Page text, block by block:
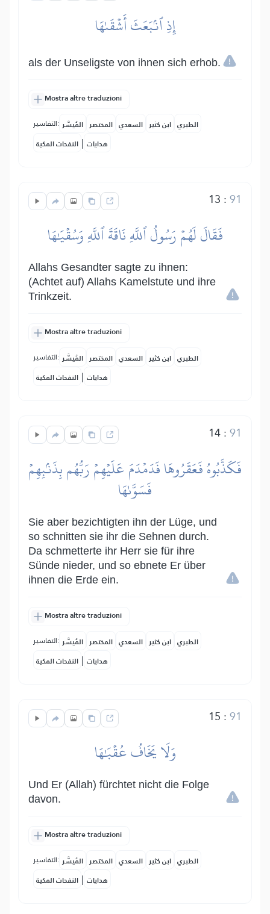
إِذِ ٱنۢبَعَثَ أَشۡقَىٰهَا
als der Unseligste von ihnen sich erhob.
Mostra altre traduzioni
التفاسير: المُيسَّر المختصر السعدي ابن كثير الطبري
النفحات المكية | هدايات
13 :91
فَقَالَ لَهُمۡ رَسُولُ ٱللَّهِ نَاقَةَ ٱللَّهِ وَسُقۡيَٰهَا
Allahs Gesandter sagte zu ihnen:
(Achtet auf) Allahs Kamelstute und ihre
Trinkzeit.
Mostra altre traduzioni
التفاسير: المُيسَّر المختصر السعدي ابن كثير الطبري
النفحات المكية | هدايات
14:91
فَكَذَّبُوهُ فَعَقَرُوهَا فَدَمۡدَمَ عَلَيۡهِمۡ رَبُّهُم بِذَنۢبِهِمۡ
فَسَوَّىٰهَا
Sie aber bezichtigten ihn der Lüge, und
so schnitten sie ihr die Sehnen durch.
Da schmetterte ihr Herr sie für ihre
Sünde nieder, und so ebnete Er über
ihnen die Erde ein.
Mostra altre traduzioni
التفاسير: المُيسَّر المختصر السعدي ابن كثير الطبري
النفحات المكية | هدايات
15 :91
وَلَا يَخَافُ عُقۡبَٰهَا
Und Er (Allah) fürchtet nicht die Folge
davon.
Mostra altre traduzioni
التفاسير: المُيسَّر المختصر السعدي ابن كثير الطبري
النفحات المكية | هدايات